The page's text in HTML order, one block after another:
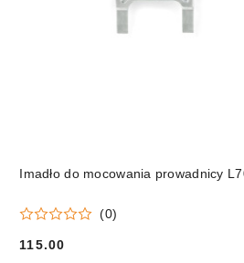
Imadło do mocowania prowadnicy
(0)
Cena:
115.00
DO KOSZYKA